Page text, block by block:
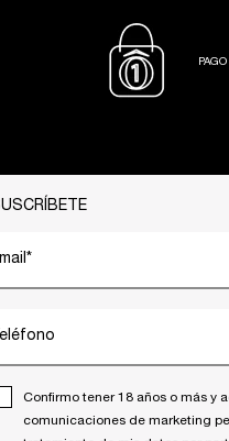
*
Confirmo tener 18 años o más y
comunicaciones de marketing